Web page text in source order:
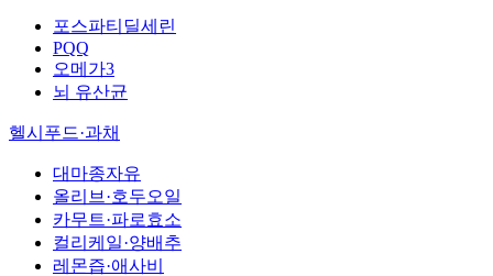
포스파티딜세린
PQQ
오메가3
뇌 유산균
헬시푸드·과채
대마종자유
올리브·호두오일
카무트·파로효소
컬리케일·양배추
레몬즙·애사비